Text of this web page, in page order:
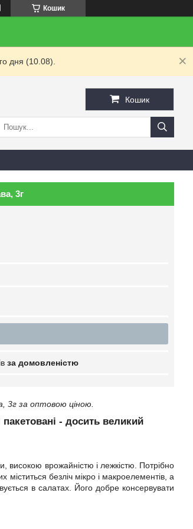
Кошик
дня (10.08).
Кошик
3г
за домовленістю
3г за оптовою ціною.
пакетовані - досить великий
високою врожайністю і лежкістю. Потрібно
безліч мікро і макроелементів, а
в салатах. Його добре консервувати